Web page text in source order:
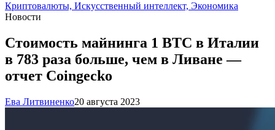
Криптовалюты, Искусственный интеллект, Экономика
Новости
Стоимость майнинга 1 BTC в Италии
в 783 раза больше, чем в Ливане —
отчет Coingecko
Ева Литвиненко20 августа 2023